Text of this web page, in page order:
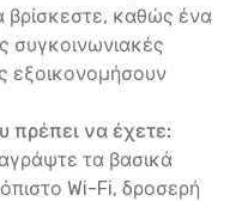
βρίσκεστε, καθώς ένα
συγκοινωνιακές
εξοικονομήσουν
πρέπει να έχετε:
τα βασικά
Wi-Fi, δροσερή